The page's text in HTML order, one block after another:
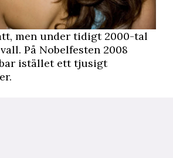
men under tidigt 2000-tal
På Nobelfesten 2008
istället ett tjusigt